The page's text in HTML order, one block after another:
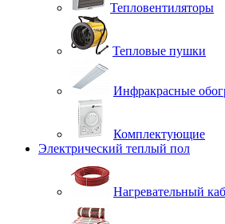
Тепловентиляторы
Тепловые пушки
Инфракрасные
Комплектующие
Электрический теплый пол
Нагревательный